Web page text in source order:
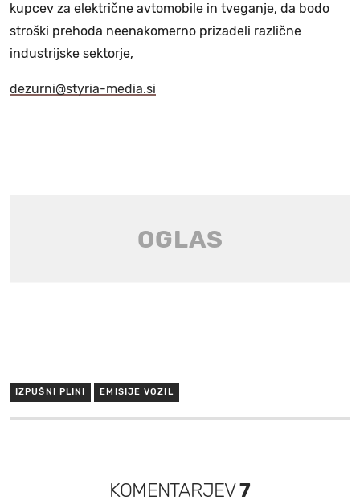
kupcev za električne avtomobile in tveganje, da bodo
stroški prehoda neenakomerno prizadeli različne
industrijske sektorje,
dezurni@styria-media.si
IZPUŠNI PLINI EMISIJE VOZIL
KOMENTARJEV7